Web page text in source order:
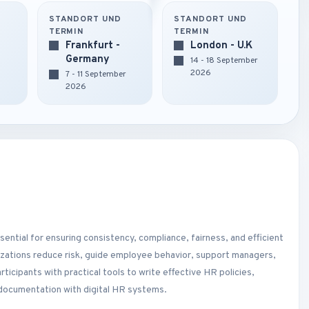
STANDORT UND
TERMIN
Frankfurt -
Germany
7 - 11 September
2026
STANDORT UND
TERMIN
London - U.K
14 - 18 September
2026
for ensuring consistency, compliance, fairness, and efficient
reduce risk, guide employee behavior, support managers,
with practical tools to write effective HR policies,
with digital HR systems.